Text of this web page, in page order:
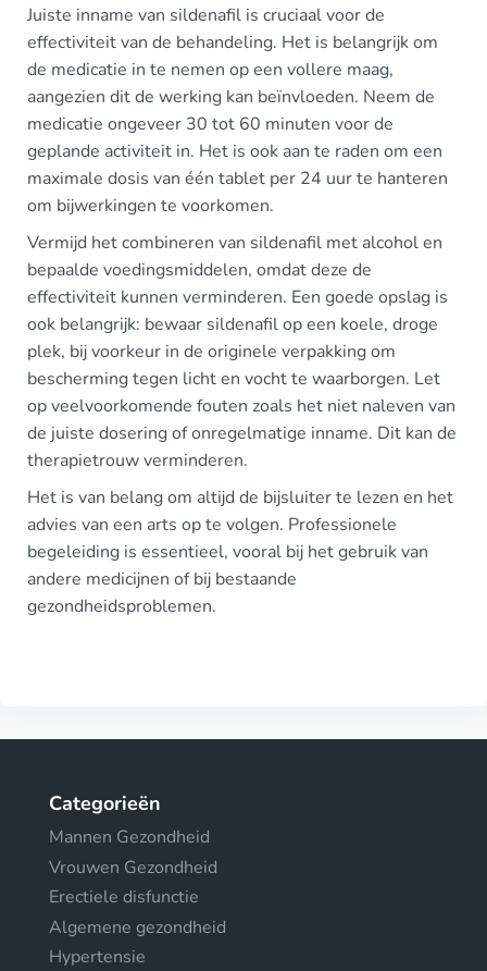
Juiste inname van sildenafil is cruciaal voor de
effectiviteit van de behandeling. Het is belangrijk om
de medicatie in te nemen op een vollere maag,
aangezien dit de werking kan beïnvloeden. Neem de
medicatie ongeveer 30 tot 60 minuten voor de
geplande activiteit in. Het is ook aan te raden om een
maximale dosis van één tablet per 24 uur te hanteren
om bijwerkingen te voorkomen.
Vermijd het combineren van sildenafil met alcohol en
bepaalde voedingsmiddelen, omdat deze de
effectiviteit kunnen verminderen. Een goede opslag is
ook belangrijk: bewaar sildenafil op een koele, droge
plek, bij voorkeur in de originele verpakking om
bescherming tegen licht en vocht te waarborgen. Let
op veelvoorkomende fouten zoals het niet naleven van
de juiste dosering of onregelmatige inname. Dit kan de
therapietrouw verminderen.
Het is van belang om altijd de bijsluiter te lezen en het
advies van een arts op te volgen. Professionele
begeleiding is essentieel, vooral bij het gebruik van
andere medicijnen of bij bestaande
gezondheidsproblemen.
Categorieën
Mannen Gezondheid
Vrouwen Gezondheid
Erectiele disfunctie
Algemene gezondheid
Hypertensie